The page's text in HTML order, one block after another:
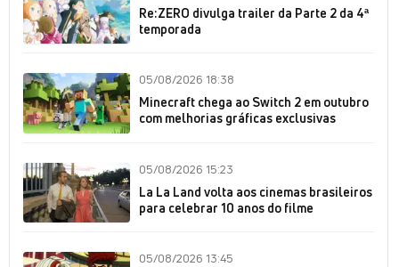
Re:ZERO divulga trailer da Parte 2 da 4ª
temporada
05/08/2026 18:38
Minecraft chega ao Switch 2 em outubro
com melhorias gráficas exclusivas
05/08/2026 15:23
La La Land volta aos cinemas brasileiros
para celebrar 10 anos do filme
05/08/2026 13:45